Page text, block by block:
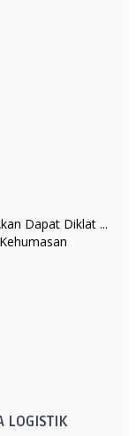
Dapat Diklat ...
LOGISTIK